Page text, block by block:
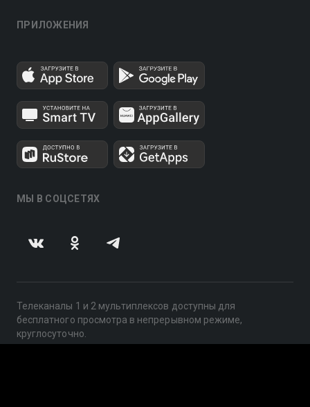
ПРИЛОЖЕНИЯ
МЫ В СОЦСЕТЯХ
Телеканалы 1 и 2 мультиплексов доступны для
бесплатного просмотра в непрерывном режиме,
круглосуточно.